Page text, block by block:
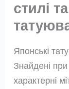
стилі
Японські
Знайдені
характерні